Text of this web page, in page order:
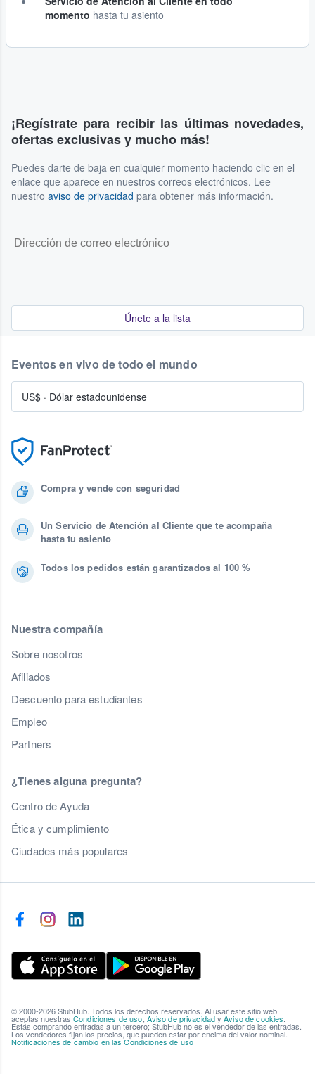
momento hasta tu asiento
¡Regístrate para recibir las últimas novedades,
ofertas exclusivas y mucho más!
Puedes darte de baja en cualquier momento haciendo clic en el
enlace que aparece en nuestros correos electrónicos. Lee
nuestro aviso de privacidad para obtener más información.
Únete a la lista
Compra y vende con seguridad
Un Servicio de Atención al Cliente que te acompaña
hasta tu asiento
Todos los pedidos están garantizados al 100 %
Nuestra compañía
Sobre nosotros
Afiliados
Descuento para estudiantes
Empleo
Partners
¿Tienes alguna pregunta?
Centro de Ayuda
Ética y cumplimiento
Ciudades más populares
Eventos en vivo de todo el mundo
US$ · Dólar estadounidense
© 2000-2026 StubHub. Todos los derechos reservados. Al usar este sitio web
aceptas nuestras Condiciones de uso, Aviso de privacidadyAviso de cookies.
Estás comprando entradas a un tercero; StubHub no es el vendedor de las entradas.
Los vendedores fijan los precios, que pueden estar por encima del valor nominal.
Notificaciones de cambio en las Condiciones de uso